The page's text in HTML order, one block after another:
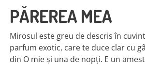
PĂREREA MEA
Mirosul este greu de descris în
parfum exotic, care te duce clar cu
din O mie și una de nopți. E un